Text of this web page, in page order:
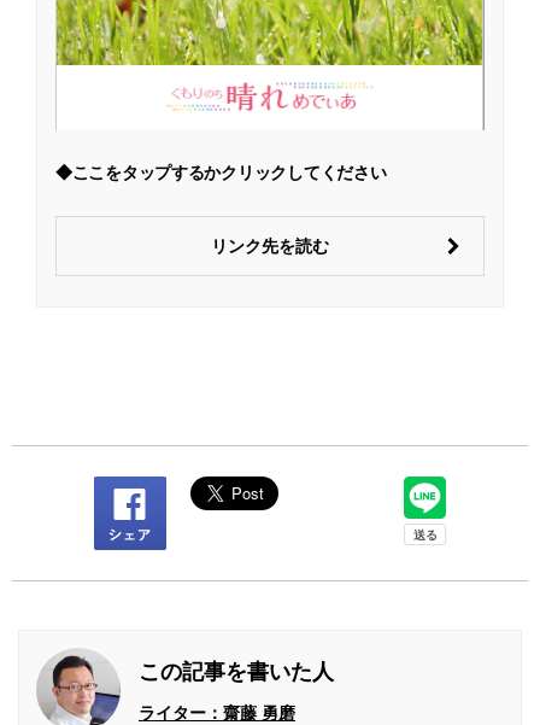
◆ここをタップするかクリックしてください
リンク先を読む
この記事を書いた人
ライター：齋藤 勇磨